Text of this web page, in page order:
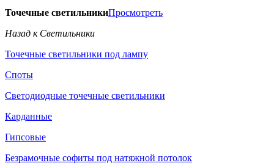
Точечные светильникиПросмотреть
Назад к Светильники
Точечные светильники под лампу
Споты
Светодиодные точечные светильники
Карданные
Гипсовые
Безрамочные софиты под натяжной потолок